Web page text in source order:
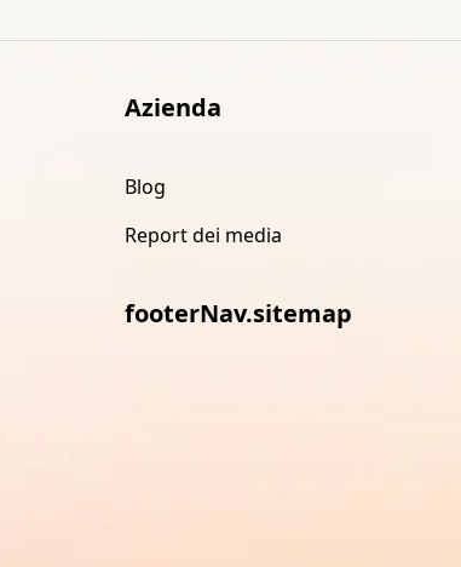
Azienda
Blog
Report dei media
footerNav.sitemap